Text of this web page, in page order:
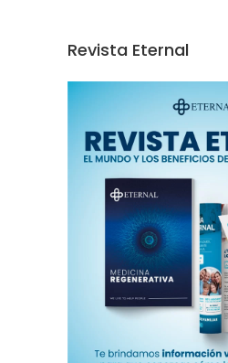
Revista Eternal